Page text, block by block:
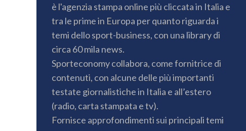
è l'agenzia stampa online più cliccata in Italia e
tra le prime in Europa per quanto riguarda i
temi dello sport-business, con una library di
circa 60 mila news.
Sporteconomy collabora, come fornitrice di
contenuti, con alcune delle più importanti
testate giornalistiche in Italia e all’estero
(radio, carta stampata e tv).
Fornisce approfondimenti sui principali temi